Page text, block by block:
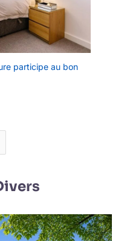
participe au bon